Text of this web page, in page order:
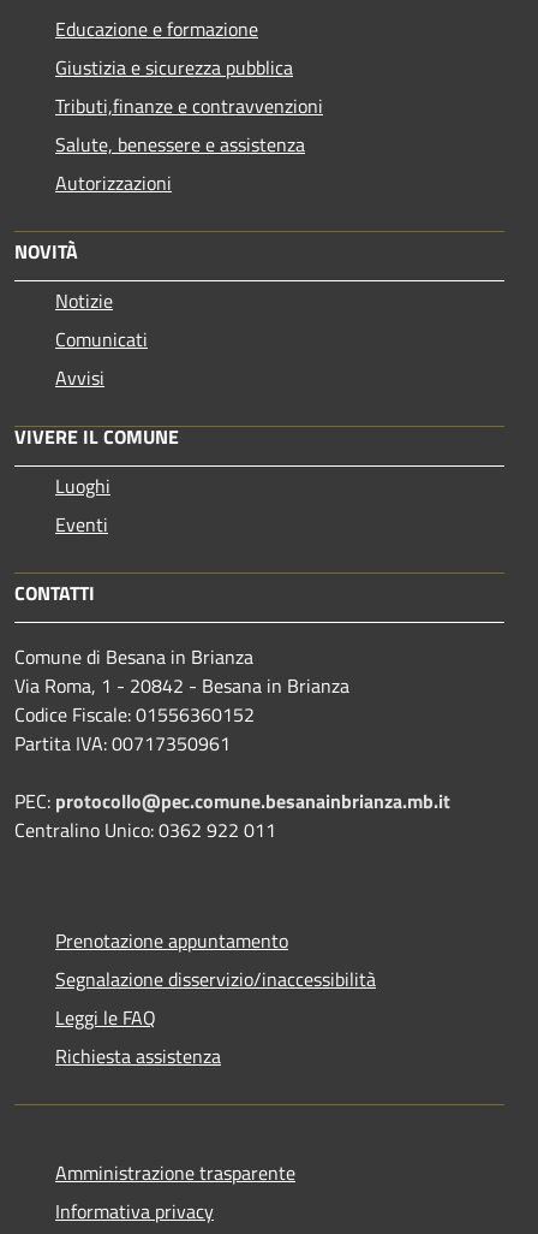
Educazione e formazione
Giustizia e sicurezza pubblica
Tributi,finanze e contravvenzioni
Salute, benessere e assistenza
Autorizzazioni
NOVITÀ
Notizie
Comunicati
Avvisi
VIVERE IL COMUNE
Luoghi
Eventi
CONTATTI
Comune di Besana in Brianza
Via Roma, 1 - 20842 - Besana in Brianza
Codice Fiscale: 01556360152
Partita IVA: 00717350961
PEC: protocollo@pec.comune.besanainbrianza.mb.it
Centralino Unico: 0362 922 011
Prenotazione appuntamento
Segnalazione disservizio/inaccessibilità
Leggi le FAQ
Richiesta assistenza
Amministrazione trasparente
Informativa privacy